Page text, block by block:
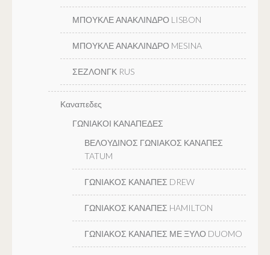
ΜΠΟΥΚΛΕ ΑΝΑΚΛΙΝΔΡΟ LISBON
ΜΠΟΥΚΛΕ ΑΝΑΚΛΙΝΔΡΟ MESINA
ΣΕΖΛΟΝΓΚ RUS
Καναπεδες
ΓΩΝΙΑΚΟΙ ΚΑΝΑΠΕΔΕΣ
ΒΕΛΟΥΔΙΝΟΣ ΓΩΝΙΑΚΟΣ ΚΑΝΑΠΕΣ
TATUM
ΓΩΝΙΑΚΟΣ ΚΑΝΑΠΕΣ DREW
ΓΩΝΙΑΚΟΣ ΚΑΝΑΠΕΣ HAMILTON
ΓΩΝΙΑΚΟΣ ΚΑΝΑΠΕΣ ΜΕ ΞΥΛΟ DUOMO